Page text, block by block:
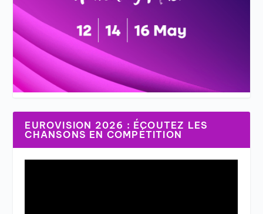
EUROVISION 2026 : ÉCOUTEZ LES
CHANSONS EN COMPÉTITION